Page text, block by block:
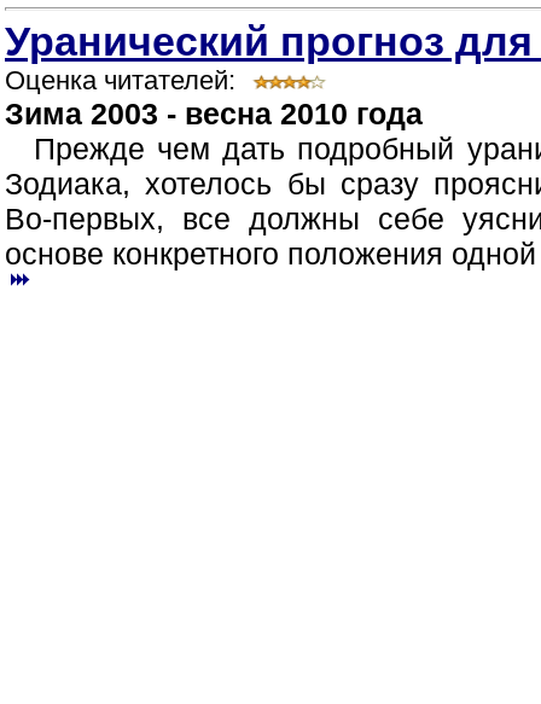
Уранический прогноз
Оценка читателей:
Зима 2003 - весна 2010 года
Прежде чем дать подробный
Зодиака, хотелось бы сразу
Во-первых, все должны себе
основе конкретного положения